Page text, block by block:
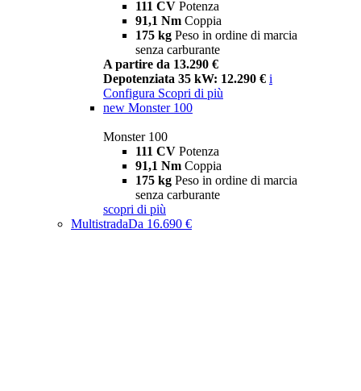
111 CV Potenza
91,1 Nm Coppia
175 kg Peso in ordine di marcia
senza carburante
A partire da 13.290 €
Depotenziata 35 kW: 12.290 € i
Configura Scopri di più
new Monster 100
Monster 100
111 CV Potenza
91,1 Nm Coppia
175 kg Peso in ordine di marcia
senza carburante
scopri di più
MultistradaDa 16.690 €